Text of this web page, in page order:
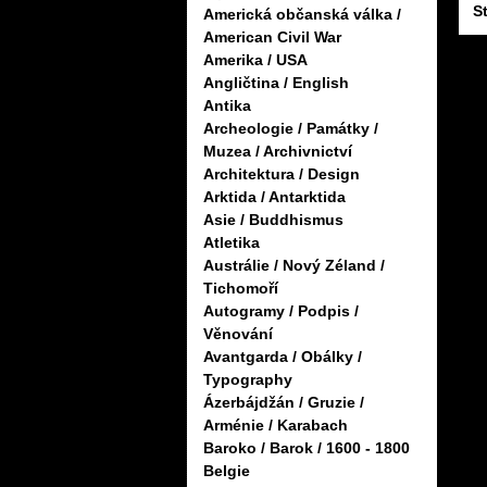
Americká občanská válka /
American Civil War
Amerika / USA
Angličtina / English
Antika
Archeologie / Památky /
Muzea / Archivnictví
Architektura / Design
Arktida / Antarktida
Asie / Buddhismus
Atletika
Austrálie / Nový Zéland /
Tichomoří
Autogramy / Podpis /
Věnování
Avantgarda / Obálky /
Typography
Ázerbájdžán / Gruzie /
Arménie / Karabach
Baroko / Barok / 1600 - 1800
Belgie